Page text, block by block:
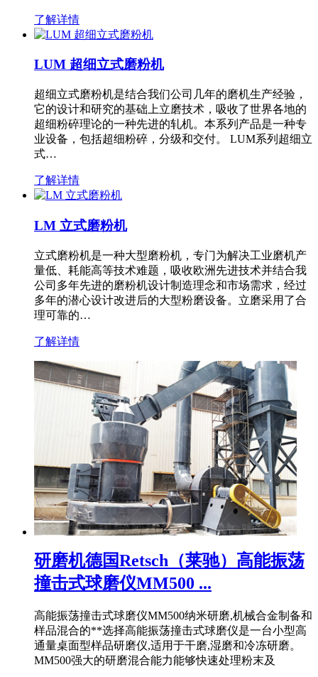
了解详情
LUM 超细立式磨粉机
超细立式磨粉机是结合我们公司几年的磨机生产经验，
它的设计和研究的基础上立磨技术，吸收了世界各地的
超细粉碎理论的一种先进的轧机。本系列产品是一种专
业设备，包括超细粉碎，分级和交付。 LUM系列超细立
式…
了解详情
LM 立式磨粉机
立式磨粉机是一种大型磨粉机，专门为解决工业磨机产
量低、耗能高等技术难题，吸收欧洲先进技术并结合我
公司多年先进的磨粉机设计制造理念和市场需求，经过
多年的潜心设计改进后的大型粉磨设备。立磨采用了合
理可靠的…
了解详情
研磨机德国Retsch（莱驰）高能振荡
撞击式球磨仪MM500 ...
高能振荡撞击式球磨仪MM500纳米研磨,机械合金制备和
样品混合的**选择高能振荡撞击式球磨仪是一台小型高
通量桌面型样品研磨仪,适用于干磨,湿磨和冷冻研磨。
MM500强大的研磨混合能力能够快速处理粉末及